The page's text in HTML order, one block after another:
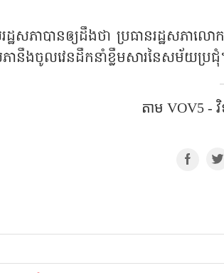
ឋសភាបានឲ្យដឹងថា ប្រធានរដ្ឋសភា
ភានឹងចូលវេនដឹកនាំខ្លឹមសារនៃសម័យប្រ
តាម VOV5​​ -